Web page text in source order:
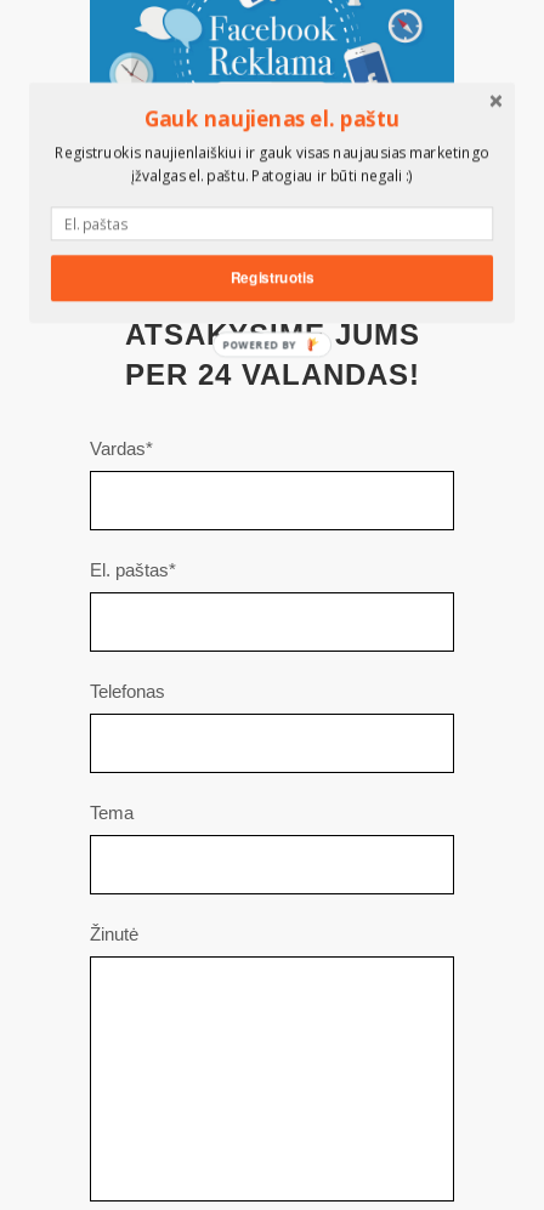
SUSISIEKITE SU MUMIS
UŽPILDYDAMI ŠIĄ
KONTAKTŲ FORMĄ IR
ATSAKYSIME JUMS
PER 24 VALANDAS!
Vardas*
El. paštas*
Telefonas
Tema
Žinutė
Gauk naujienas el. paštu
Registruokis naujienlaiškiui ir gauk visas naujausias marketingo
įžvalgas el. paštu. Patogiau ir būti negali :)
Registruotis
POWERED BY